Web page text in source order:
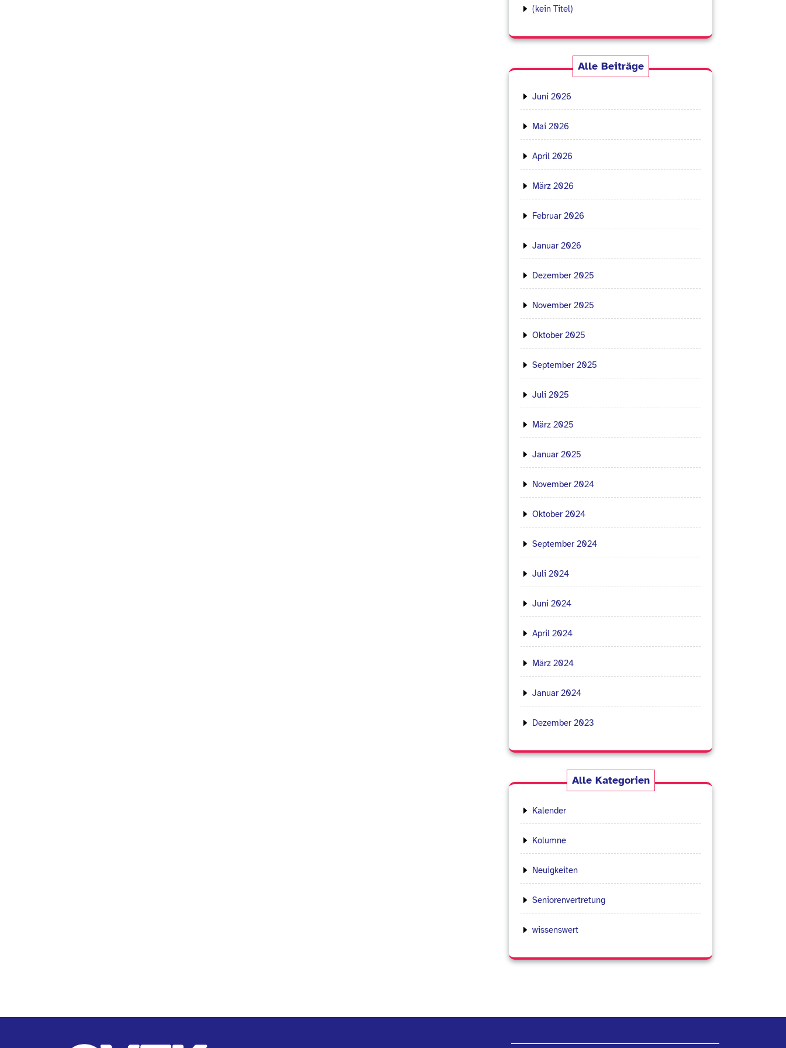
(kein Titel)
Alle Beiträge
Juni 2026
Mai 2026
April 2026
März 2026
Februar 2026
Januar 2026
Dezember 2025
November 2025
Oktober 2025
September 2025
Juli 2025
März 2025
Januar 2025
November 2024
Oktober 2024
September 2024
Juli 2024
Juni 2024
April 2024
März 2024
Januar 2024
Dezember 2023
Alle Kategorien
Kalender
Kolumne
Neuigkeiten
Seniorenvertretung
wissenswert